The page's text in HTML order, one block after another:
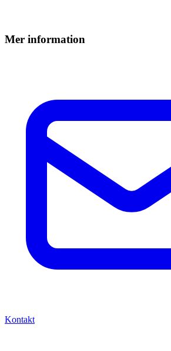
Mer information
Kontakt